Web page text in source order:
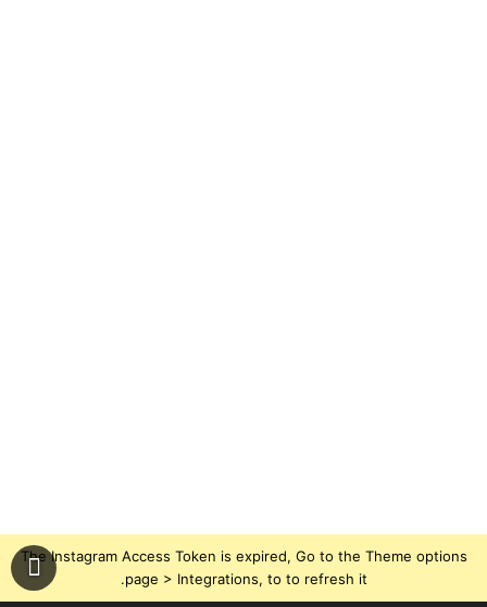
The Instagram Access Token is expired, Go to the Theme options
page > Integrations, to to refresh it.